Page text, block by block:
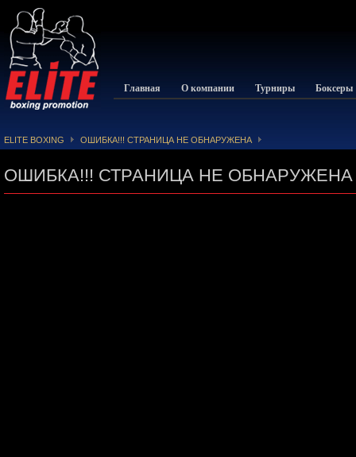
Главная О компании Турниры Боксеры
ELITE BOXING ОШИБКА!!! СТРАНИЦА НЕ ОБНАРУЖЕНА
ОШИБКА!!! СТРАНИЦА НЕ ОБНАРУЖЕНА